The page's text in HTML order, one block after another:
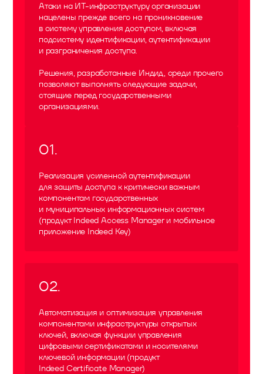
Атаки на ИТ-инфраструктуру организации
нацелены прежде всего на проникновение
в систему управления доступом, включая
подсистему идентификации, аутентификации
и разграничения доступа.
Решения, разработанные Индид, среди прочего
позволяют выполнять следующие задачи,
стоящие перед государственными
организациями.
01.
Реализация усиленной аутентификации
для защиты доступа к критически важным
компонентам государственных
и муниципальных информационных систем
(продукт Indeed Access Manager и мобильное
приложение Indeed Key)
02.
Автоматизация и оптимизация управления
компонентами инфраструктуры открытых
ключей, включая функции управления
цифровыми сертификатами и носителями
ключевой информации (продукт
Indeed Certificate Manager)